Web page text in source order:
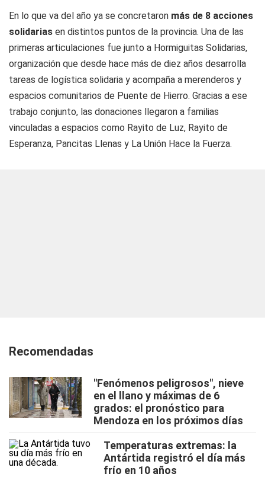
En lo que va del año ya se concretaron más de 8 acciones
solidarias en distintos puntos de la provincia. Una de las
primeras articulaciones fue junto a Hormiguitas Solidarias,
organización que desde hace más de diez años desarrolla
tareas de logística solidaria y acompaña a merenderos y
espacios comunitarios de Puente de Hierro. Gracias a ese
trabajo conjunto, las donaciones llegaron a familias
vinculadas a espacios como Rayito de Luz, Rayito de
Esperanza, Pancitas Llenas y La Unión Hace la Fuerza.
Recomendadas
"Fenómenos peligrosos", nieve
en el llano y máximas de 6
grados: el pronóstico para
Mendoza en los próximos días
Temperaturas extremas: la
Antártida registró el día más
frío en 10 años